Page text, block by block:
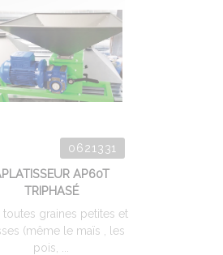
0621331
AP60T
TRIPHASÉ
toutes graines petites et
(même le maïs , les
pois, ...